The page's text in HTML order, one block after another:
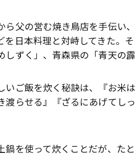
ら父の営む焼き鳥店を手伝い
を日本料理と対峙してきた。
しずく」、青森県の「青天の
いご飯を炊く秘訣は、『お
渡らせる』『ざるにあげてし
鍋を使って炊くことだが、た